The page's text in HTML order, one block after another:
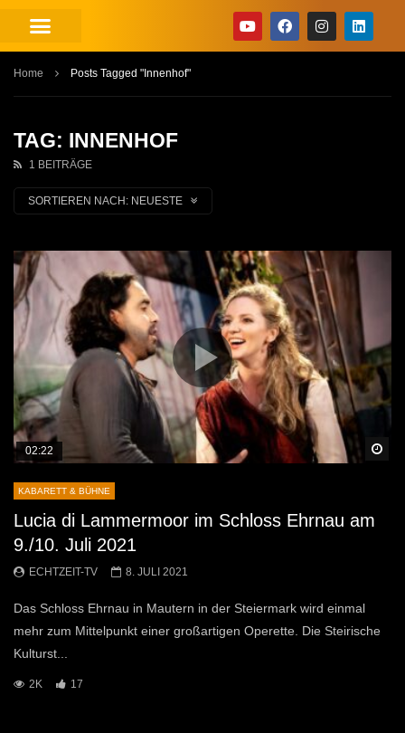
Home Posts Tagged "Innenhof"
TAG: INNENHOF
1 BEITRÄGE
SORTIEREN NACH: NEUESTE
02:22
KABARETT & BÜHNE
Lucia di Lammermoor im Schloss Ehrnau am
9./10. Juli 2021
ECHTZEIT-TV 8. JULI 2021
Das Schloss Ehrnau in Mautern in der Steiermark wird einmal
mehr zum Mittelpunkt einer großartigen Operette. Die Steirische
Kulturst...
2K 17